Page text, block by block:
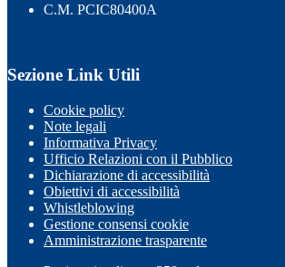
C.M. PCIC80400A
Sezione Link Utili
Cookie policy
Note legali
Informativa Privacy
Ufficio Relazioni con il Pubblico
Dichiarazione di accessibilità
Obiettivi di accessibilità
Whistleblowing
Gestione consensi cookie
Amministrazione trasparente